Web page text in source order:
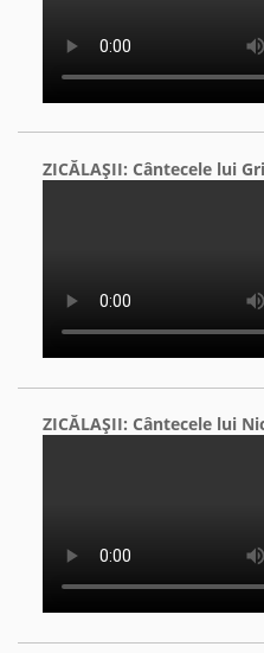
ZICĂLAŞII: Cântecele lui
ZICĂLAŞII: Cântecele lui